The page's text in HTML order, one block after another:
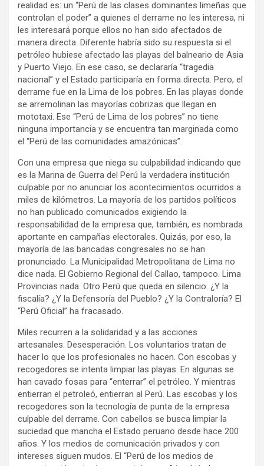
realidad es: un “Perú de las clases dominantes limeñas que
controlan el poder” a quienes el derrame no les interesa, ni
les interesará porque ellos no han sido afectados de
manera directa. Diferente habría sido su respuesta si el
petróleo hubiese afectado las playas del balneario de Asia
y Puerto Viejo. En ese caso, se declararía “tragedia
nacional” y el Estado participaría en forma directa. Pero, el
derrame fue en la Lima de los pobres. En las playas donde
se arremolinan las mayorías cobrizas que llegan en
mototaxi. Ese “Perú de Lima de los pobres” no tiene
ninguna importancia y se encuentra tan marginada como
el “Perú de las comunidades amazónicas”.
Con una empresa que niega su culpabilidad indicando que
es la Marina de Guerra del Perú la verdadera institución
culpable por no anunciar los acontecimientos ocurridos a
miles de kilómetros. La mayoría de los partidos políticos
no han publicado comunicados exigiendo la
responsabilidad de la empresa que, también, es nombrada
aportante en campañas electorales. Quizás, por eso, la
mayoría de las bancadas congresales no se han
pronunciado. La Municipalidad Metropolitana de Lima no
dice nada. El Gobierno Regional del Callao, tampoco. Lima
Provincias nada. Otro Perú que queda en silencio. ¿Y la
fiscalía? ¿Y la Defensoría del Pueblo? ¿Y la Contraloría? El
“Perú Oficial” ha fracasado.
Miles recurren a la solidaridad y a las acciones
artesanales. Desesperación. Los voluntarios tratan de
hacer lo que los profesionales no hacen. Con escobas y
recogedores se intenta limpiar las playas. En algunas se
han cavado fosas para “enterrar” el petróleo. Y mientras
entierran el petroleó, entierran al Perú. Las escobas y los
recogedores son la tecnología de punta de la empresa
culpable del derrame. Con cabellos se busca limpiar la
suciedad que mancha el Estado peruano desde hace 200
años. Y los medios de comunicación privados y con
intereses siguen mudos. El “Perú de los medios de